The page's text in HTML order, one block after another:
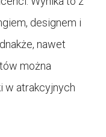
designem i
nawet
można
w atrakcyjnych